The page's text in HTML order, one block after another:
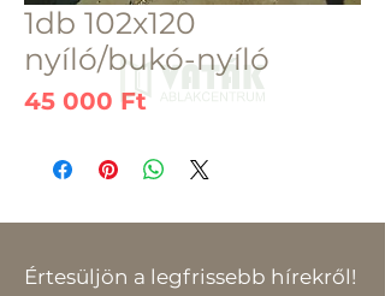
1db 102x120
nyíló/bukó-nyíló
45 000 Ft
Értesüljön a legfrissebb hírekről!